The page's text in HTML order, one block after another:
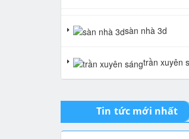
gió
tranh giả ngọc
sàn nhà 3d
trần xuyên
Tin tức mới nhất